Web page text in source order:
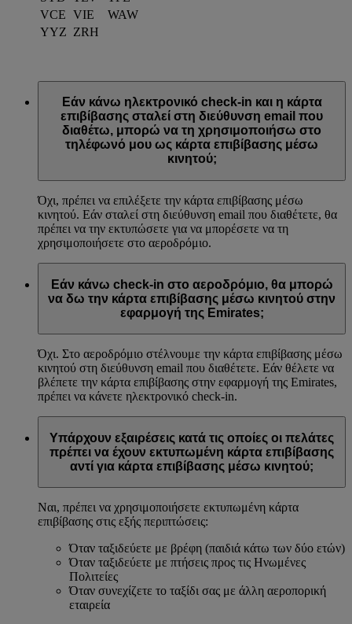
VCE VIE
WAW
YYZ ZRH
Εάν κάνω ηλεκτρονικό check-in και η κάρτα
επιβίβασης σταλεί στη διεύθυνση email που
διαθέτω, μπορώ να τη χρησιμοποιήσω στο
τηλέφωνό μου ως κάρτα επιβίβασης μέσω
κινητού;
Όχι, πρέπει να επιλέξετε την κάρτα επιβίβασης μέσω
κινητού. Εάν σταλεί στη διεύθυνση email που διαθέτετε, θα
πρέπει να την εκτυπώσετε για να μπορέσετε να τη
χρησιμοποιήσετε στο αεροδρόμιο.
Εάν κάνω check-in στο αεροδρόμιο, θα μπορώ
να δω την κάρτα επιβίβασης μέσω κινητού στην
εφαρμογή της Emirates;
Όχι. Στο αεροδρόμιο στέλνουμε την κάρτα επιβίβασης μέσω
κινητού στη διεύθυνση email που διαθέτετε. Εάν θέλετε να
βλέπετε την κάρτα επιβίβασης στην εφαρμογή της Emirates,
πρέπει να κάνετε ηλεκτρονικό check-in.
Υπάρχουν εξαιρέσεις κατά τις οποίες οι πελάτες
πρέπει να έχουν εκτυπωμένη κάρτα επιβίβασης
αντί για κάρτα επιβίβασης μέσω κινητού;
Ναι, πρέπει να χρησιμοποιήσετε εκτυπωμένη κάρτα
επιβίβασης στις εξής περιπτώσεις:
Όταν ταξιδεύετε με βρέφη (παιδιά κάτω των δύο ετών)
Όταν ταξιδεύετε με πτήσεις προς τις Ηνωμένες
Πολιτείες
Όταν συνεχίζετε το ταξίδι σας με άλλη αεροπορική
εταιρεία